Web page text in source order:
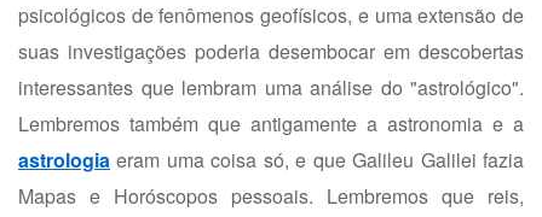
psicológicos de fenômenos geofísicos, e uma extensão de
suas investigações poderia desembocar em descobertas
interessantes que lembram uma análise do "astrológico".
Lembremos também que antigamente a astronomia e a
astrologia eram uma coisa só, e que Galileu Galilei fazia
Mapas e Horóscopos pessoais. Lembremos que reis,